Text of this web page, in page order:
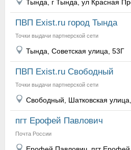
Тында, г Тында, ул Красная
ПВП Exist.ru город Тында
Точки выдачи партнерской сети
Тында, Советская улица, 53Г
ПВП Exist.ru Свободный
Точки выдачи партнерской сети
Свободный, Шатковская
пгт Ерофей Павлович
Почта России